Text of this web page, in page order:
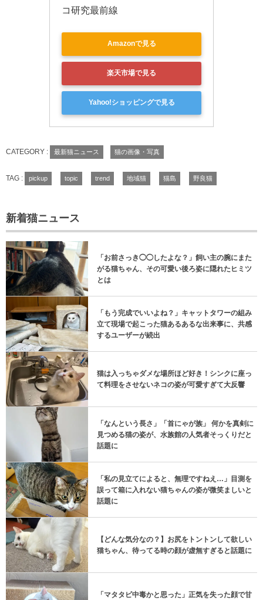
コ研究最前線
Amazonで見る
楽天市場で見る
Yahoo!ショッピングで見る
CATEGORY : 最新猫ニュース 猫の画像・写真
TAG : pickup topic trend 地域猫 猫島 野良猫
新着猫ニュース
「お前さっき◯◯したよな？」飼い主の腕にまた
がる猫ちゃん、その可愛い後ろ姿に隠れたヒミツ
とは
「もう完成でいいよね？」キャットタワーの組み
立て現場で起こった猫あるあるな出来事に、共感
するユーザーが続出
猫は入っちゃダメな場所ほど好き！シンクに座っ
て料理をさせないネコの姿が可愛すぎて大反響
「なんという長さ」「首にゃが族」 何かを真剣に
見つめる猫の姿が、水族館の人気者そっくりだと
話題に
「私の見立てによると、無理ですねえ…」目測を
誤って箱に入れない猫ちゃんの姿が微笑ましいと
話題に
【どんな気分なの？】お尻をトントンして欲しい
猫ちゃん、待ってる時の顔が虚無すぎると話題に
「マタタビ中毒かと思った」正気を失った顔で甘